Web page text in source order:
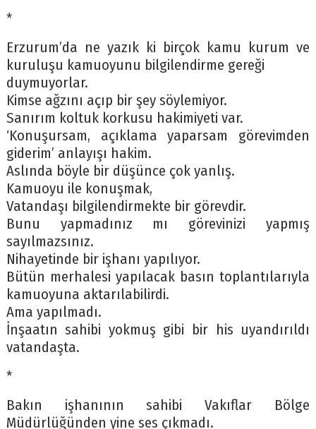
*
Erzurum’da ne yazık ki birçok kamu kurum ve
kuruluşu kamuoyunu bilgilendirme gereği
duymuyorlar.
Kimse ağzını açıp bir şey söylemiyor.
Sanırım koltuk korkusu hakimiyeti var.
‘Konuşursam, açıklama yaparsam görevimden
giderim’ anlayışı hakim.
Aslında böyle bir düşünce çok yanlış.
Kamuoyu ile konuşmak,
Vatandaşı bilgilendirmekte bir görevdir.
Bunu yapmadınız mı görevinizi yapmış
sayılmazsınız.
Nihayetinde bir işhanı yapılıyor.
Bütün merhalesi yapılacak basın toplantılarıyla
kamuoyuna aktarılabilirdi.
Ama yapılmadı.
İnşaatın sahibi yokmuş gibi bir his uyandırıldı
vatandaşta.
*
Bakın işhanının sahibi Vakıflar Bölge
Müdürlüğünden yine ses çıkmadı.